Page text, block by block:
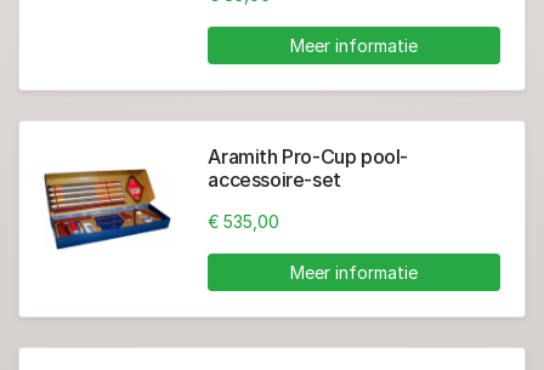
Meer informatie
Aramith Pro-Cup pool-
accessoire-set
€ 535,00
Meer informatie